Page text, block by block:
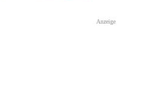
Anzeige